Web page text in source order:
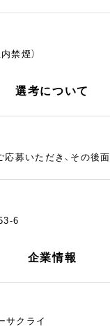
禁煙）
選考について
募いただき、その後
6
企業情報
サクライ